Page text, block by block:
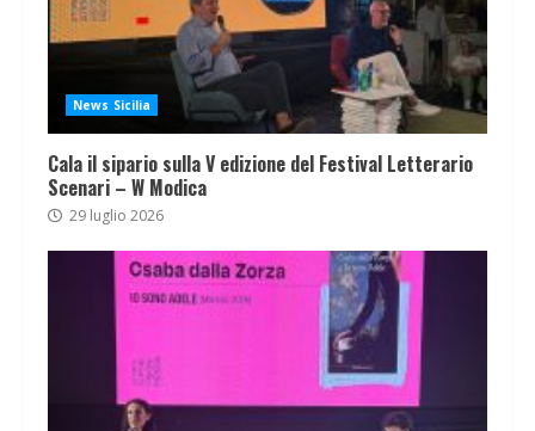
News Sicilia
Cala il sipario sulla V edizione del Festival Letterario
Scenari – W Modica
29 luglio 2026